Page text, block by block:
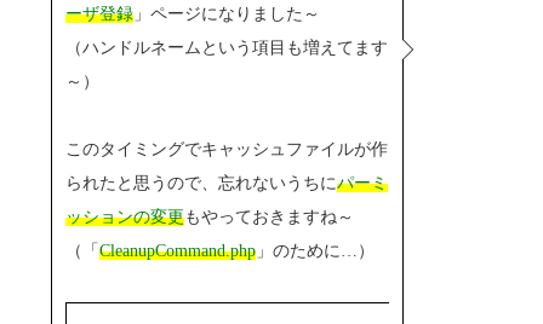
ーザ登録 」ページになりました～
（ハンドルネームという項目も増えてます
～）
このタイミングでキャッシュファイルが作
られたと思うので、忘れないうちにパーミ
ッションの変更もやっておきますね～
（「CleanupCommand.php 」のために…）